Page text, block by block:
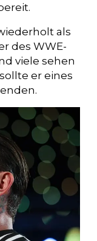
als
des WWE-
viele sehen
er eines